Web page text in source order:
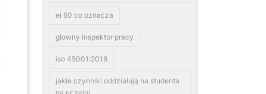
ei 60 co oznacza
glowny inspektor pracy
iso 45001:2018
jakie czynniki oddziałują na studenta